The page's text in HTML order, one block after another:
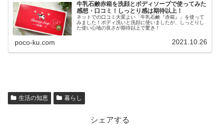
牛乳石鹸赤箱を洗顔とボディソープで使ってみた
感想・口コミ！しっとり感は期待以上！
ネットでの口コミ大変よい「牛乳石鹸『赤箱』」を使って
みました！ボディ洗いと洗顔に使いましたが、しっとりし
た使い心地の良さが期待以上で驚き！
poco-ku.com 2021.10.26
生活の知恵 暮らし
シェアする